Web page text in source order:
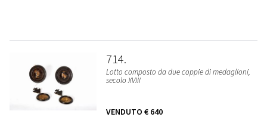
714
Lotto composto da due coppie di medaglioni,
secolo XVIII
VENDUTO € 640